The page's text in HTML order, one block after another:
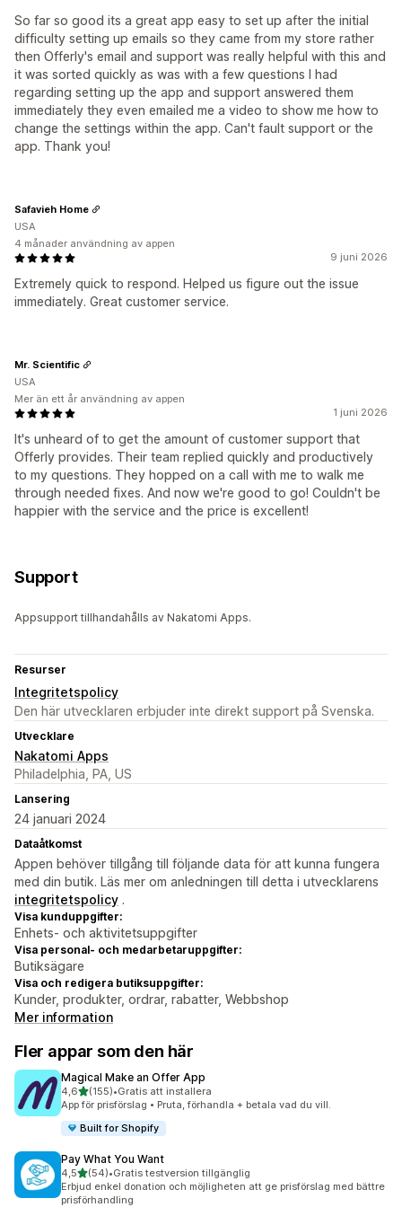
So far so good its a great app easy to set up after the initial
difficulty setting up emails so they came from my store rather
then Offerly's email and support was really helpful with this and
it was sorted quickly as was with a few questions I had
regarding setting up the app and support answered them
immediately they even emailed me a video to show me how to
change the settings within the app. Can't fault support or the
app. Thank you!
9 juni 2026
Extremely quick to respond. Helped us figure out the issue
immediately. Great customer service.
Safavieh Home
USA
4 månader användning av appen
1 juni 2026
It's unheard of to get the amount of customer support that
Offerly provides. Their team replied quickly and productively
to my questions. They hopped on a call with me to walk me
through needed fixes. And now we're good to go! Couldn't be
happier with the service and the price is excellent!
Mr. Scientific
USA
Mer än ett år användning av appen
Support
Appsupport tillhandahålls av Nakatomi Apps.
Resurser
Integritetspolicy
Den här utvecklaren erbjuder inte direkt support på Svenska.
Utvecklare
Nakatomi Apps
Philadelphia, PA, US
Lansering
24 januari 2024
Dataåtkomst
Appen behöver tillgång till följande data för att kunna fungera
med din butik. Läs mer om anledningen till detta i utvecklarens
integritetspolicy .
Visa kunduppgifter:
Enhets- och aktivitetsuppgifter
Visa personal- och medarbetaruppgifter:
Butiksägare
Visa och redigera butiksuppgifter:
Kunder, produkter, ordrar, rabatter, Webbshop
Mer information
Fler appar som den här
Magical Make an Offer App
4,6av 5 stjärnor
(155)
155 recensioner totalt
•Gratis att installera
App för prisförslag • Pruta, förhandla + betala vad du vill.
Built for Shopify
Pay What You Want
4,5av 5 stjärnor
(54)
54 recensioner totalt
•Gratis testversion tillgänglig
Erbjud enkel donation och möjligheten att ge prisförslag med bättre
prisförhandling